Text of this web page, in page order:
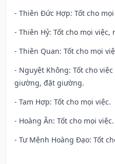
- Thiên Đức Hợp: Tốt cho mọi
- Thiên Hỷ: Tốt cho mọi
- Thiên Quan: Tốt cho mọi
- Nguyệt Không: Tốt cho
giường, đặt giường.
- Tam Hợp: Tốt cho mọi việc.
- Hoàng Ân: Tốt cho mọi việc.
- Tư Mệnh Hoàng Đạo: Tốt